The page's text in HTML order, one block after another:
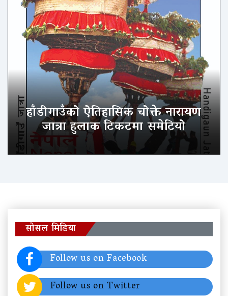
हाँडीगाउँको ऐतिहासिक चोक्ते नारायण
जात्रा हुलाक टिकटमा समेटियो
सोसल मिडिया
Follow us on Facebook
Follow us on Twitter